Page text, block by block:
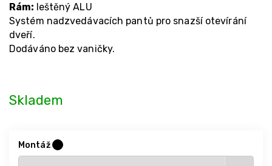
Skladem
Montáž
Rám: leštěný ALU
Systém nadzvedávacích pantů pro snazší otevírání
dveří.
Dodáváno bez vaničky.